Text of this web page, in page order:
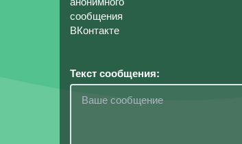
Текст сообщения: